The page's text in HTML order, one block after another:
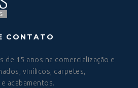
CONTATO
de 15 anos na comercialização e
vinílicos, carpetes,
acabamentos.